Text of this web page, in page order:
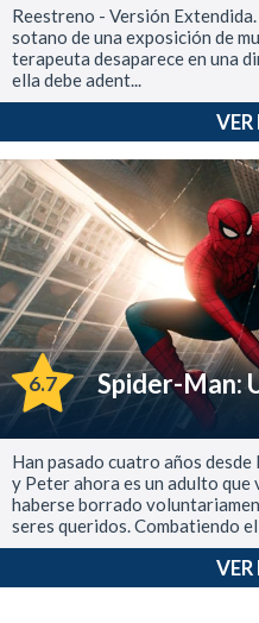
Reestreno - Versión
sotano de una exposición de
terapeuta desaparece en una
ella debe adent...
6.7 Spider-Man:
Han pasado cuatro años desde
y Peter ahora es un adulto
haberse borrado
seres queridos. Combatiendo el